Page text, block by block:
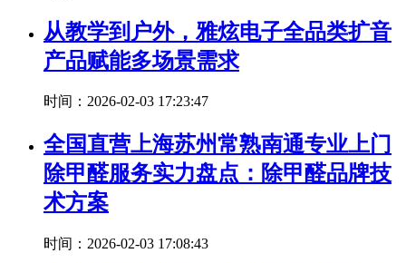
从教学到户外，雅炫电子全品类扩音
产品赋能多场景需求
时间：2026-02-03 17:23:47
全国直营上海苏州常熟南通专业上门
除甲醛服务实力盘点：除甲醛品牌技
术方案
时间：2026-02-03 17:08:43